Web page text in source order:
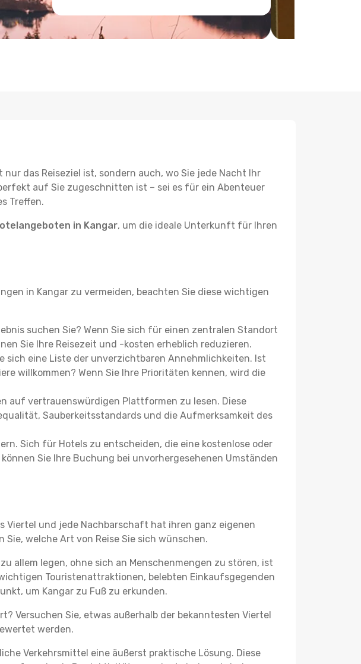
das Reiseziel ist, sondern auch, wo Sie jede Nacht Ihr
auf Sie zugeschnitten ist – sei es für ein Abenteuer
Treffen.
in Kangar, um die ideale Unterkunft für Ihren
in Kangar zu vermeiden, beachten Sie diese wichtigen
suchen Sie? Wenn Sie sich für einen zentralen Standort
Sie Ihre Reisezeit und -kosten erheblich reduzieren.
sich eine Liste der unverzichtbaren Annehmlichkeiten. Ist
willkommen? Wenn Sie Ihre Prioritäten kennen, wird die
auf vertrauenswürdigen Plattformen zu lesen. Diese
Sauberkeitsstandards und die Aufmerksamkeit des
Sich für Hotels zu entscheiden, die eine kostenlose oder
Sie Ihre Buchung bei unvorhergesehenen Umständen
Viertel und jede Nachbarschaft hat ihren ganz eigenen
welche Art von Reise Sie sich wünschen.
allem legen, ohne sich an Menschenmengen zu stören, ist
Touristenattraktionen, belebten Einkaufsgegenden
um Kangar zu Fuß zu erkunden.
Versuchen Sie, etwas außerhalb der bekanntesten Viertel
werden.
Verkehrsmittel eine äußerst praktische Lösung. Diese